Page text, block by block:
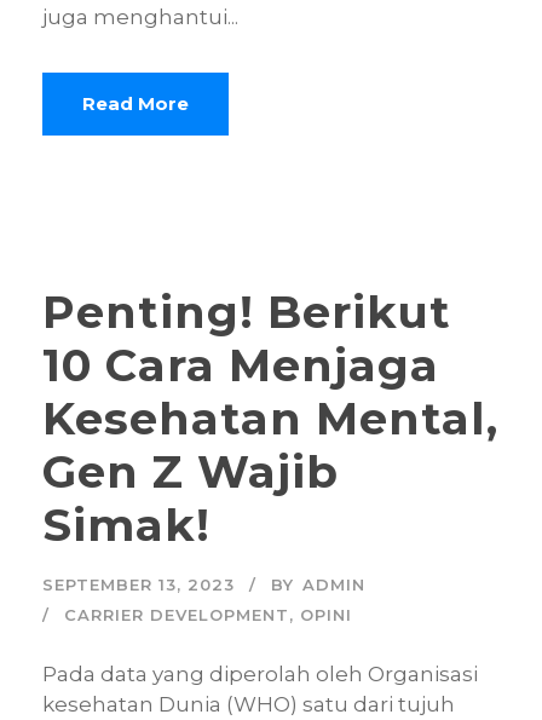
juga menghantui...
Read More
Penting! Berikut
10 Cara Menjaga
Kesehatan Mental,
Gen Z Wajib
Simak!
SEPTEMBER 13, 2023 BY ADMIN
CARRIER DEVELOPMENT, OPINI
Pada data yang diperolah oleh Organisasi
kesehatan Dunia (WHO) satu dari tujuh